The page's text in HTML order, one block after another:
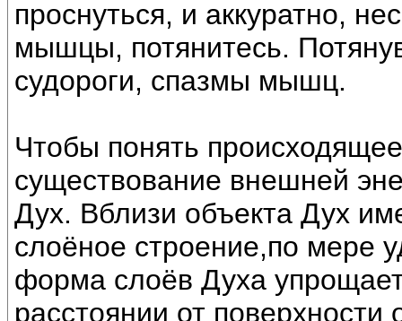
проснуться, и аккуратно,
мышцы, потянитесь.
судороги, спазмы мышц.
Чтобы понять
существование внешней
Дух. Вблизи объекта Дух
слоёное строение,по мере
форма слоёв Духа
расстоянии от поверхности